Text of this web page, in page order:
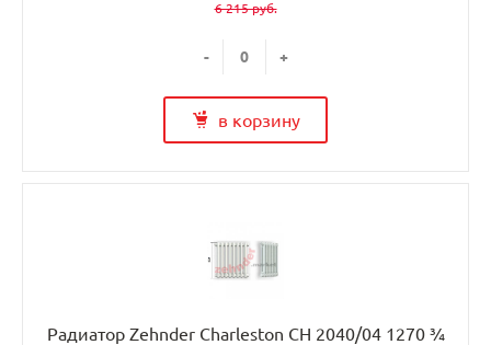
6 215 руб.
- +
в корзину
Радиатор Zehnder Charleston CH 2040/04 1270 ¾